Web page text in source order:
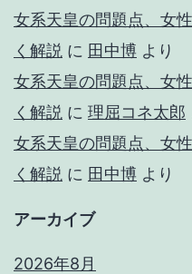
女系天皇の問題点、女
く解説 に 田中博 より
女系天皇の問題点、女
く解説 に 理屈コネ太郎
女系天皇の問題点、女
く解説 に 田中博 より
アーカイブ
2026年8月